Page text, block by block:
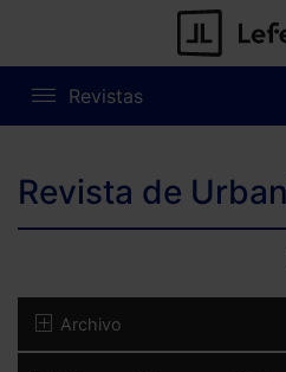
Revistas
Revista de
Archivo